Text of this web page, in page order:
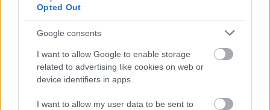
Opted Out
Google consents
I want to allow Google to enable storage
related to advertising like cookies on web or
device identifiers in apps.
I want to allow my user data to be sent to